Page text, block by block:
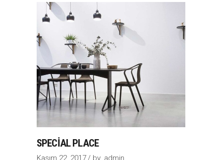
SPECIAL PLACE
Kasım 22, 2017 by admin